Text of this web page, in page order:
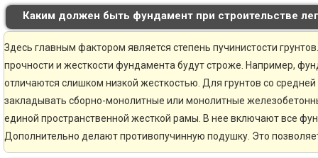
Каким должен быть фундамент при строительстве
Здесь главным фактором является степень пучинистости
прочности и жесткости фундамента будут строже. Например,
отличаются слишком низкой жесткостью. Для грунтов со
закладывать сборно-монолитные или монолитные
единой пространственной жесткой рамы. В нее включают все
Дополнительно делают противопучинную подушку. Это